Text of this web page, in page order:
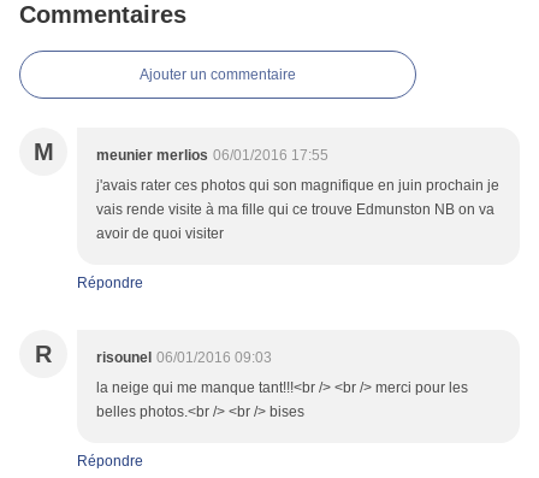
Commentaires
Ajouter un commentaire
M meunier merlios 06/01/2016 17:55
j'avais rater ces photos qui son magnifique en juin prochain je
vais rende visite à ma fille qui ce trouve Edmunston NB on va
avoir de quoi visiter
Répondre
R risounel 06/01/2016 09:03
la neige qui me manque tant!!!<br /> <br /> merci pour les
belles photos.<br /> <br /> bises
Répondre